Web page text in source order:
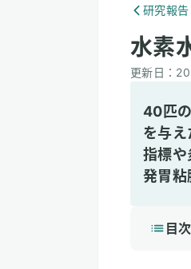
研究報告
水素
更新日：
40匹
を与
指標や
発胃粘
目次